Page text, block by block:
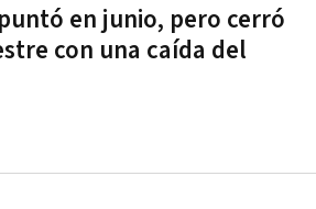
en junio, pero cerró
con una caída del